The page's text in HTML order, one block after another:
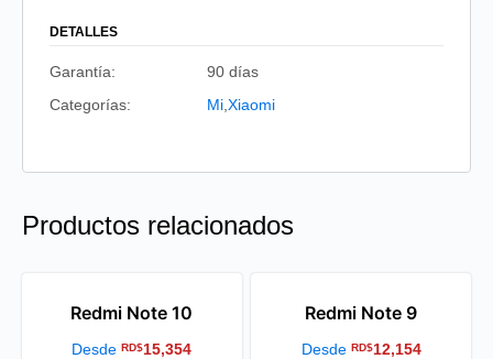
DETALLES
Garantía:
90 días
Categorías:
Mi ,Xiaomi
Productos relacionados
Redmi Note 10
DesdeRD$15,354
Redmi Note 9
Desde RD$12,154